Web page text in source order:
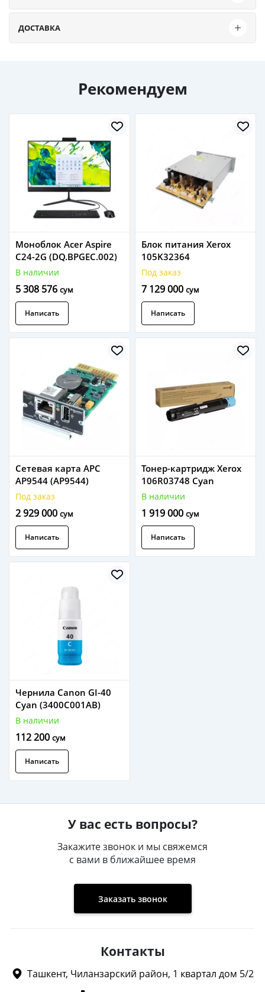
ДОСТАВКА
Рекомендуем
Моноблок Acer Aspire
C24-2G (DQ.BPGEC.002)
В наличии
5 308 576 сум
Написать
Блок питания Xerox
105K32364
Под заказ
7 129 000 сум
Написать
Сетевая карта APC
AP9544 (AP9544)
Под заказ
2 929 000 сум
Написать
Тонер-картридж Xerox
106R03748 Cyan
В наличии
1 919 000 сум
Написать
Чернила Canon GI-40
Cyan (3400C001AB)
В наличии
112 200 сум
Написать
У вас есть вопросы?
Закажите звонок и мы свяжемся
с вами в ближайшее время
Заказать звонок
Контакты
Ташкент, Чиланзарский район, 1 квартал дом 5/2